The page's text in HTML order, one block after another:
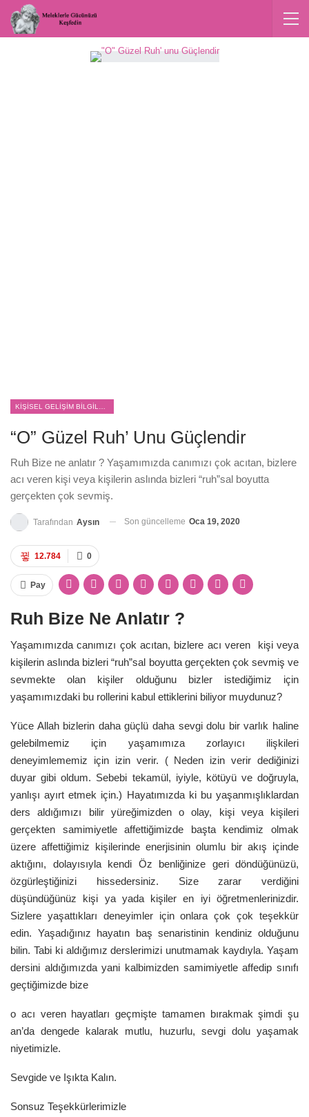
“O” Güzel Ruh’ Unu Güçlendir
Ruh Bize ne anlatır ? Yaşamımızda canımızı çok acıtan, bizlere
acı veren kişi veya kişilerin aslında bizleri “ruh”sal boyutta
gerçekten çok sevmiş.
Tarafından Aysın Son güncelleme Oca 19, 2020
0
12.784
Pay
Ruh Bize Ne Anlatır ?
Yaşamımızda canımızı çok acıtan, bizlere acı veren kişi veya
kişilerin aslında bizleri “ruh”sal boyutta gerçekten çok sevmiş ve
sevmekte olan kişiler olduğunu bizler istediğimiz için
yaşamımızdaki bu rollerini kabul ettiklerini biliyor muydunuz?
Yüce Allah bizlerin daha güçlü daha sevgi dolu bir varlık haline
gelebilmemiz için yaşamımıza zorlayıcı ilişkileri
deneyimlememiz için izin verir. ( Neden izin verir dediğinizi
duyar gibi oldum. Sebebi tekamül, iyiyle, kötüyü ve doğruyla,
yanlışı ayırt etmek için.) Hayatımızda ki bu yaşanmışlıklardan
ders aldığımızı bilir yüreğimizden o olay, kişi veya kişileri
gerçekten samimiyetle affettiğimizde başta kendimiz olmak
üzere affettiğimiz kişilerinde enerjisinin olumlu bir akış içinde
aktığını, dolayısıyla kendi Öz benliğinize geri döndüğünüzü,
özgürleştiğinizi hissedersiniz. Size zarar verdiğini
düşündüğünüz kişi ya yada kişiler en iyi öğretmenlerinizdir.
Sizlere yaşattıkları deneyimler için onlara çok çok teşekkür
edin. Yaşadığınız hayatın baş senaristinin kendiniz olduğunu
bilin. Tabi ki aldığımız derslerimizi unutmamak kaydıyla. Yaşam
dersini aldığımızda yani kalbimizden samimiyetle affedip sınıfı
geçtiğimizde bize
o acı veren hayatları geçmişte tamamen bırakmak şimdi şu
an’da dengede kalarak mutlu, huzurlu, sevgi dolu yaşamak
niyetimizle.
Sevgide ve Işıkta Kalın.
Sonsuz Teşekkürlerimizle